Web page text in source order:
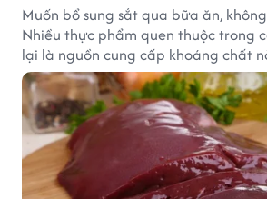
Muốn bổ sung sắt qua bữa ăn,
Nhiều thực phẩm quen thuộc trong
lại là nguồn cung cấp khoáng chất